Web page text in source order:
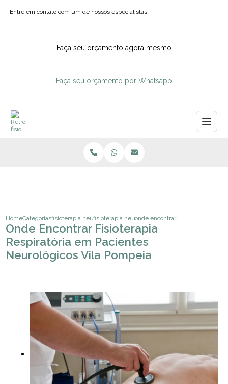
Entre em contato com um de nossos especialistas!
Faça seu orçamento agora mesmo
Faça seu orçamento por Whatsapp
HomeCategoriasfisioterapia neurologicafisioterapia neurologica domiciliar sao paulo
onde encontrar fisioterapia
Onde Encontrar Fisioterapia
Respiratória em Pacientes
Neurológicos Vila Pompeia